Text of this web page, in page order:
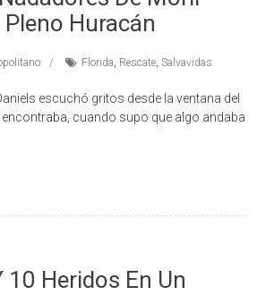
Huracán
Florida Rescate, Salvavidas
escuchó gritos desde la ventana del
cuando supo que algo andaba
Heridos En Un